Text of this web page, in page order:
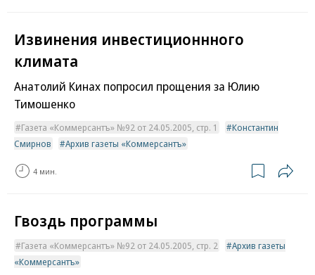
Извинения инвестиционнного
климата
Анатолий Кинах попросил прощения за Юлию
Тимошенко
Газета «Коммерсантъ» №92 от 24.05.2005, стр. 1
Константин
Смирнов
Архив газеты «Коммерсантъ»
4 мин.
Гвоздь программы
Газета «Коммерсантъ» №92 от 24.05.2005, стр. 2
Архив газеты
«Коммерсантъ»